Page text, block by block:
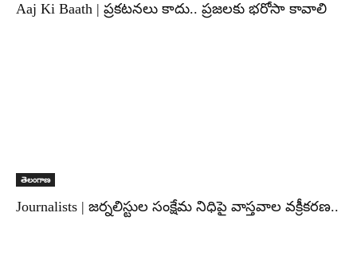
Aaj Ki Baath | ప్రకటనలు కాదు.. ప్రజలకు భరోసా కావాలి
తెలంగాణ
Journalists | జర్నలిస్టుల సంక్షేమ నిధిపై వాస్తవాల వక్రీకరణ..